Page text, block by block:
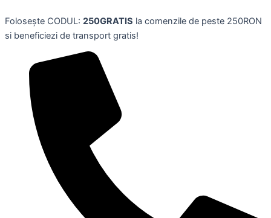
to
content
Folosește CODUL: 250GRATIS la comenzile de peste 250RON
si beneficiezi de transport gratis!